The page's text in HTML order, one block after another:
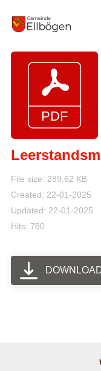
Inhalt
File size: 289.62 KB
Created: 22-01-2025
Updated: 22-01-2025
Hits: 780